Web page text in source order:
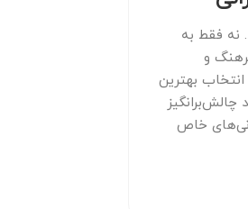
نه فقط به
و
بهترین
چالش‌برانگیز
خاص